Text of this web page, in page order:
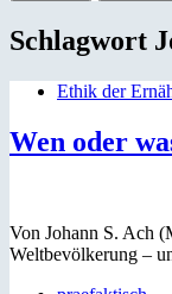
Schlagwort
Ethik der
Wen oder
Von Johann S. Ach
Weltbevölkerung –